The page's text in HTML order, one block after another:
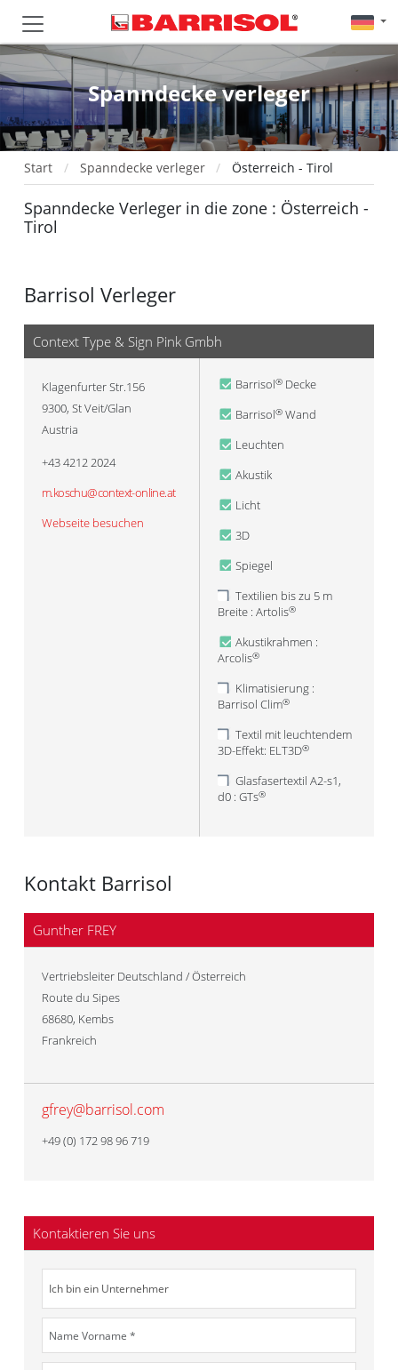
Spanndecke verleger
Start Spanndecke verleger Österreich - Tirol
Spanndecke Verleger in die zone : Österreich -
Tirol
Barrisol Verleger
Context Type & Sign Pink Gmbh
Klagenfurter Str.156
9300, St Veit/Glan
Austria
+43 4212 2024
m.koschu@context-online.at
Webseite besuchen
Barrisol® Decke
Barrisol® Wand
Leuchten
Akustik
Licht
3D
Spiegel
Textilien bis zu 5 m
Breite : Artolis®
Akustikrahmen :
Arcolis®
Klimatisierung :
Barrisol Clim®
Textil mit leuchtendem
3D-Effekt: ELT3D®
Glasfasertextil A2-s1,
d0 : GTs®
Kontakt Barrisol
Gunther FREY
Vertriebsleiter Deutschland / Österreich
Route du Sipes
68680, Kembs
Frankreich
gfrey@barrisol.com
+49 (0) 172 98 96 719
Kontaktieren Sie uns